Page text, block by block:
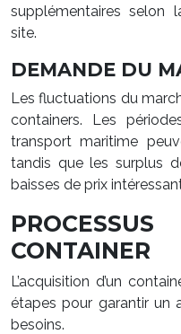
supplémentaires selon
site.
DEMANDE DU
Les fluctuations du
containers. Les
transport maritime
tandis que les surplus
baisses de prix
CONTAINER
L’acquisition d’un
étapes pour garantir un
besoins.